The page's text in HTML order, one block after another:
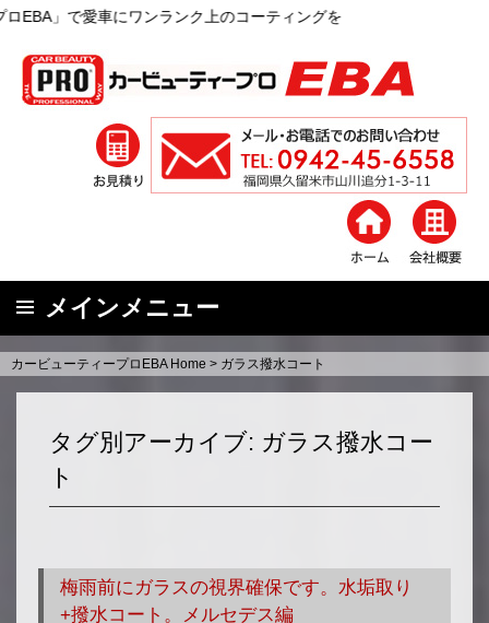
ーティングを
メインメニュー
コカービューティープロEBA Home > ガラス撥水コート
タグ別アーカイブ: ガラス撥水コー
ト
梅雨前にガラスの視界確保です。水垢取り
+撥水コート。メルセデス編